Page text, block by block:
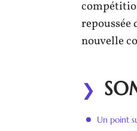
repoussée
nouvelle
Un point